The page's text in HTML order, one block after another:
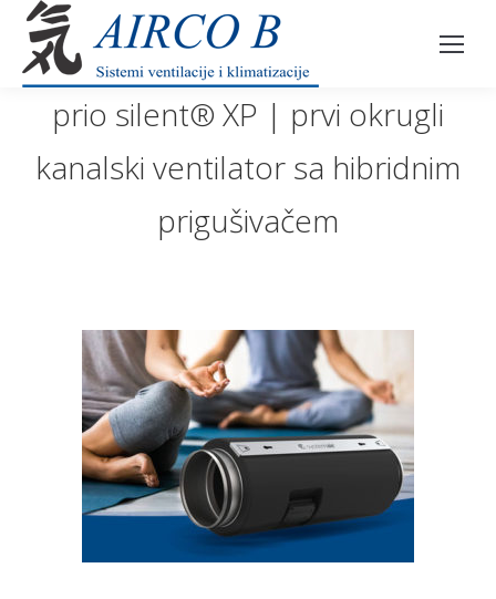
prio silent® XP | prvi okrugli
kanalski ventilator sa hibridnim
prigušivačem